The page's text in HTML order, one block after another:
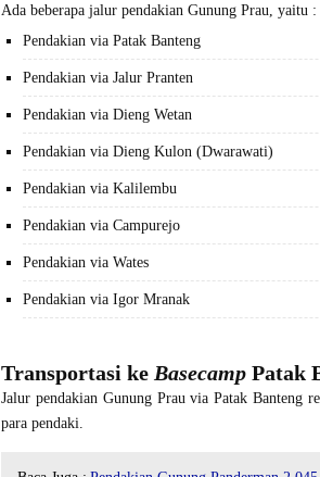
Ada beberapa jalur pendakian Gunung Prau, yaitu :
Pendakian via Patak Banteng
Pendakian via Jalur Pranten
Pendakian via Dieng Wetan
Pendakian via Dieng Kulon (Dwarawati)
Pendakian via Kalilembu
Pendakian via Campurejo
Pendakian via Wates
Pendakian via Igor Mranak
Transportasi ke Basecamp Patak
Jalur pendakian Gunung Prau via Patak Banteng
para pendaki.